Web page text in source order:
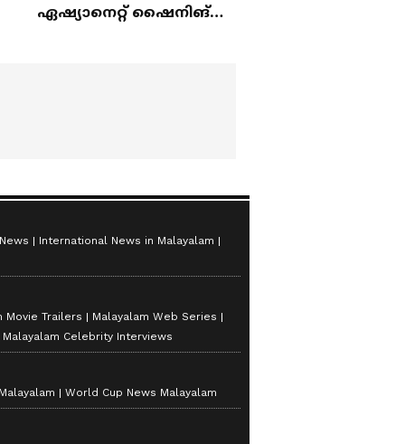
ഏഷ്യാനെറ്റ് ഷൈനിങ്
International News in Malayalam
Movie Trailers
Malayalam Web Series
Malayalam Celebrity Interviews
World Cup News Malayalam